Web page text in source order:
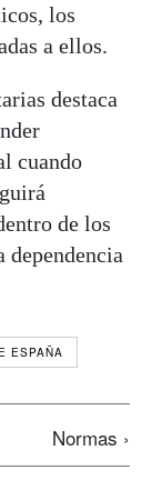
los
a ellos.
destaca
cuando
de los
dependencia
ESPAÑA
Normas ›